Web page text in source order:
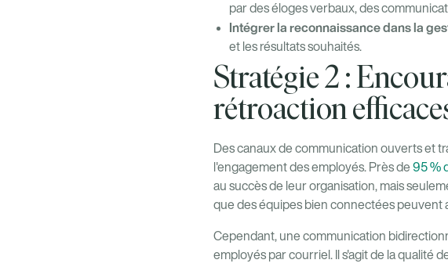
par des éloges verbaux, des
Intégrer la reconnaissance dans la
et les résultats souhaités.
Stratégie 2 :
rétroaction
Des canaux de communication ouverts et
l'engagement des employés. Près de 95 %
au succès de leur organisation, mais
que des équipes bien connectées
Cependant, une communication
employés par courriel. Il s'agit de la qualité